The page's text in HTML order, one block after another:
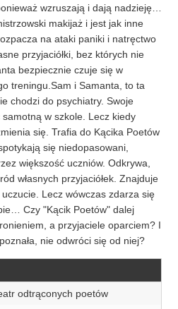
wzruszają i dają nadzieję…
makijaż i jest jak inne
na ataki paniki i natręctwo
przyjaciółki, bez których nie
bezpiecznie czuje się w
treningu.Sam i Samanta, to ta
chodzi do psychiatry. Swoje
samotną w szkole. Lecz kiedy
się. Trafia do Kącika Poetów
się niedopasowani,
większość uczniów. Odkrywa,
własnych przyjaciółek. Znajduje
uczucie. Lecz wówczas zdarza się
Czy "Kącik Poetów" dalej
a przyjaciele oparciem? I
nie odwróci się od niej?
odtrąconych poetów